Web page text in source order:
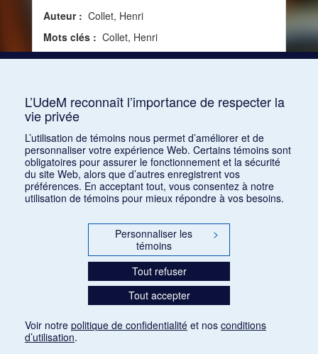
Auteur : Collet, Henri
Mots clés : Collet, Henri
1 2 3 4 5 … 1168
L’UdeM reconnaît l’importance de respecter la
vie privée
L’utilisation de témoins nous permet d’améliorer et de
personnaliser votre expérience Web. Certains témoins sont
obligatoires pour assurer le fonctionnement et la sécurité
du site Web, alors que d’autres enregistrent vos
préférences. En acceptant tout, vous consentez à notre
utilisation de témoins pour mieux répondre à vos besoins.
Personnaliser les
témoins
>
Tout refuser
Tout accepter
Voir notre politique de confidentialité et nos conditions
d’utilisation.